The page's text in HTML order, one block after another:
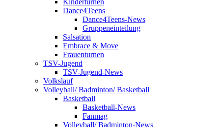
Kinderturnen
Dance4Teens
Dance4Teens-News
Gruppeneinteilung
Salsation
Embrace & Move
Frauenturnen
TSV-Jugend
TSV-Jugend-News
Volkslauf
Volleyball/ Badminton/ Basketball
Basketball
Basketball-News
Fanmag
Volleyball/ Badminton-News